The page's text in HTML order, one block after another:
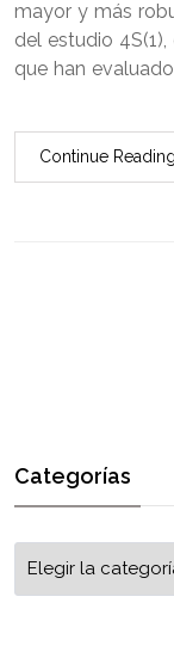
mayor y más
del estudio
que han
Continue Reading
Categorías